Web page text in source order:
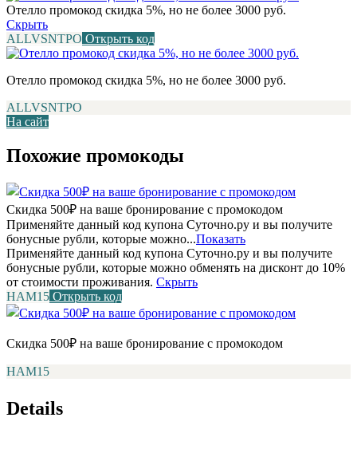
Отелло промокод скидка 5%, но не более 3000 руб.
Скрыть
ALLVSNTPO Открыть код
Отелло промокод скидка 5%, но не более 3000 руб.
ALLVSNTPO
На сайт
Похожие промокоды
Скидка 500₽ на ваше бронирование с промокодом
Применяйте данный код купона Суточно.ру и вы получите
бонусные рубли, которые можно...Показать
Применяйте данный код купона Суточно.ру и вы получите
бонусные рубли, которые можно обменять на дисконт до 10%
от стоимости проживания. Скрыть
НАМ15 Открыть код
Скидка 500₽ на ваше бронирование с промокодом
НАМ15
Details